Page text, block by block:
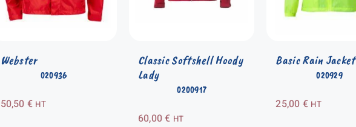
020936
Webster
50,50 € HT
0200917
Classic Softshell Hoody
Lady
60,00€ HT
020929
Basic Rain Jacket
25,00 € HT